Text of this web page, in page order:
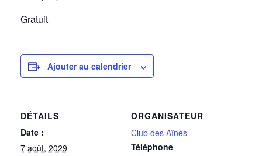
Gratuit
Ajouter au calendrier
DÉTAILS
Date :
7 août, 2029
ORGANISATEUR
Club des Aînés
Téléphone